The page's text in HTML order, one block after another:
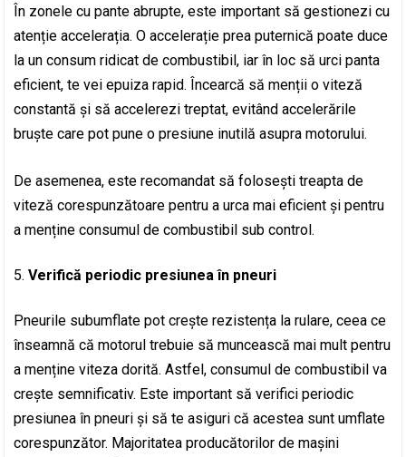
În zonele cu pante abrupte, este important să gestionezi cu
atenție accelerația. O accelerație prea puternică poate duce
la un consum ridicat de combustibil, iar în loc să urci panta
eficient, te vei epuiza rapid. Încearcă să menții o viteză
constantă și să accelerezi treptat, evitând accelerările
bruște care pot pune o presiune inutilă asupra motorului.
De asemenea, este recomandat să folosești treapta de
viteză corespunzătoare pentru a urca mai eficient și pentru
a menține consumul de combustibil sub control.
Verifică periodic presiunea în pneuri
Pneurile subumflate pot crește rezistența la rulare, ceea ce
înseamnă că motorul trebuie să muncească mai mult pentru
a menține viteza dorită. Astfel, consumul de combustibil va
crește semnificativ. Este important să verifici periodic
presiunea în pneuri și să te asiguri că acestea sunt umflate
corespunzător. Majoritatea producătorilor de mașini